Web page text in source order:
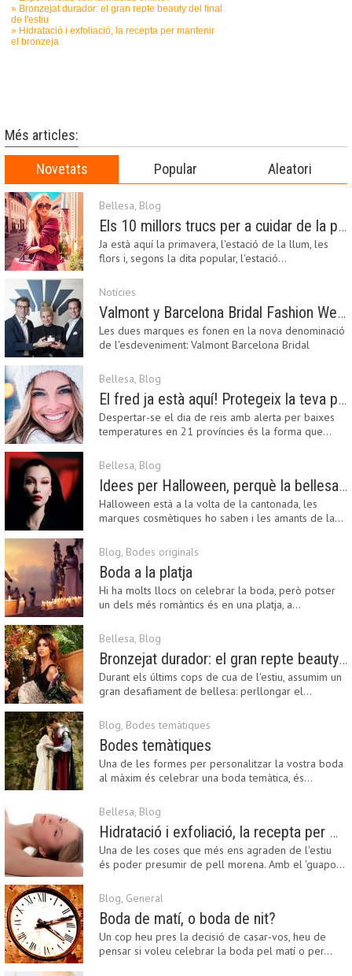
Més articles:
Novetats Popular Aleatori
Bellesa, Blog
Els 10 millors trucs per a cuidar de la pell a la primavera
Ja està aquí la primavera, l'estació de la llum, les
flors i, segons la dita popular, l'estació…
Notícies
Valmont y Barcelona Bridal Fashion Week s’uneixen per donar impuls a la creativitat, la innovació i el disseny de la moda nupcial
Les dues marques es fonen en la nova denominació
de l'esdeveniment: Valmont Barcelona Bridal
Bellesa, Blog
El fred ja està aquí! Protegeix la teva pell amb els nostres consells i propostes
Despertar-se el dia de reis amb alerta per baixes
temperatures en 21 províncies és la forma que…
Bellesa, Blog
Idees per Halloween, perquè la bellesa pot ser terrorífica
Halloween està a la volta de la cantonada, les
marques cosmètiques ho saben i les amants de la…
Blog, Bodes originals
Boda a la platja
Hi ha molts llocs on celebrar la boda, però potser
un dels més romàntics és en una platja, a…
Bellesa, Blog
Bronzejat durador: el gran repte beauty del final de l’estiu
Durant els últims cops de cua de l'estiu, assumim un
gran desafiament de bellesa: perllongar el…
Blog, Bodes temàtiques
Bodes temàtiques
Una de les formes per personalitzar la vostra boda
al màxim és celebrar una boda temàtica, és…
Bellesa, Blog
Hidratació i exfoliació, la recepta per mantenir el bronzejat
Una de les coses que més ens agraden de l'estiu
és poder presumir de pell morena. Amb el 'guapo…
Blog, General
Boda de matí, o boda de nit?
Un cop heu pres la decisió de casar-vos, heu de
pensar si voleu celebrar la boda pel matí o per…